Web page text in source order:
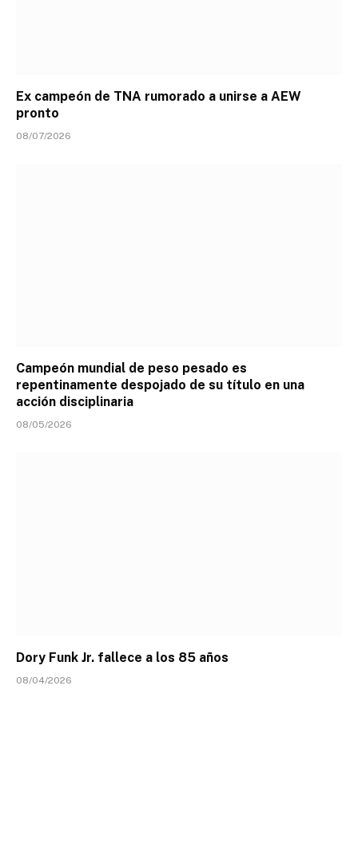
Ex campeón de TNA rumorado a unirse a AEW
pronto
08/07/2026
Campeón mundial de peso pesado es
repentinamente despojado de su título en una
acción disciplinaria
08/05/2026
Dory Funk Jr. fallece a los 85 años
08/04/2026